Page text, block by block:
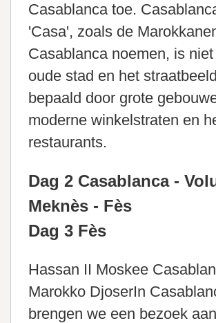
Casablanca toe.
'Casa', zoals de
Casablanca noemen, is
oude stad en het
bepaald door grote
moderne winkelstraten en
restaurants.
Dag 2 Casablanca -
Meknès - Fès
Dag 3 Fès
Hassan II Moskee
Marokko DjoserIn
brengen we een bezoek